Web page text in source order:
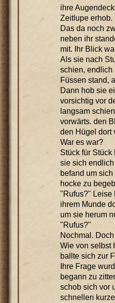
ihre
Zeitlupe erhob.
Das da noch
neben ihr
mit. Ihr Blick
Als sie nach
schien, endlich
Füssen stand,
Dann hob sie
vorsichtig vor
langsam
vorwärts. den
den Hügel dort
War es war?
Stück für Stück
sie sich
befand um
hocke zu
"Rufus?" Leise
ihrem Munde
um sie herum
"Rufus?"
Nochmal.
Wie von selbst
ballte sich zur
Ihre Frage
begann zu
schob sich vor
schnellen